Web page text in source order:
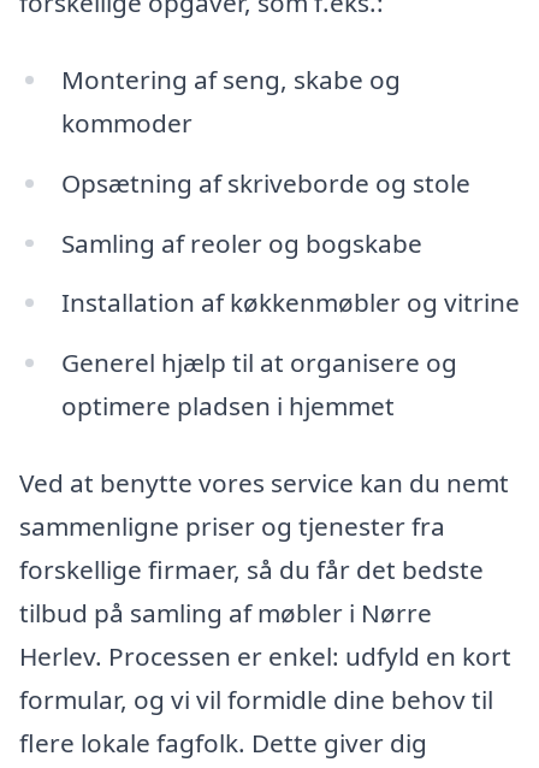
Montering af seng, skabe og
kommoder
Opsætning af skriveborde og stole
Samling af reoler og bogskabe
Installation af køkkenmøbler og vitrine
Generel hjælp til at organisere og
optimere pladsen i hjemmet
Ved at benytte vores service kan du nemt
sammenligne priser og tjenester fra
forskellige firmaer, så du får det bedste
tilbud på samling af møbler i Nørre
Herlev. Processen er enkel: udfyld en kort
formular, og vi vil formidle dine behov til
flere lokale fagfolk. Dette giver dig